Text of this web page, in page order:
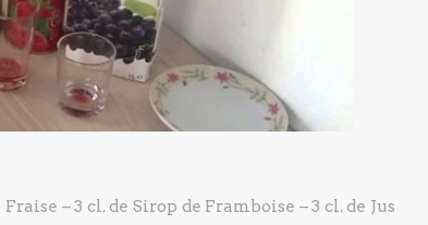
Fraise – 3 cl. de Sirop de Framboise – 3 cl. de Jus